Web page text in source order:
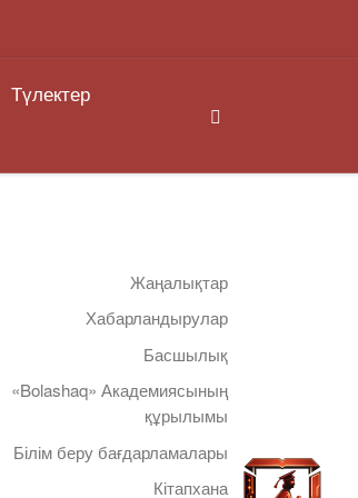
Түлектер
Жаңалықтар
Хабарландырулар
Басшылық
«Bolashaq» Академиясының
құрылымы
Білім беру бағдарламалары
Кітапхана